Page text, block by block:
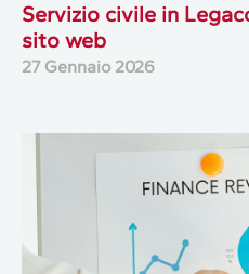
Servizio civile in
sito web
27 Gennaio 2026